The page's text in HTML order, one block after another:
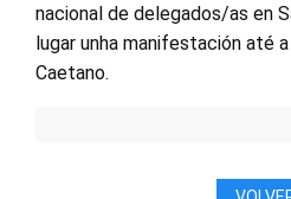
nacional de delegados/as en
lugar unha manifestación até
Caetano.